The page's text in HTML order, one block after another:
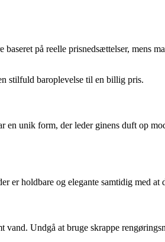
på reelle prisnedsættelser, mens
stilfuld baroplevelse til en billig pris.
unik form, der leder ginens duft op
holdbare og elegante samtidig med at
vand. Undgå at bruge skrappe